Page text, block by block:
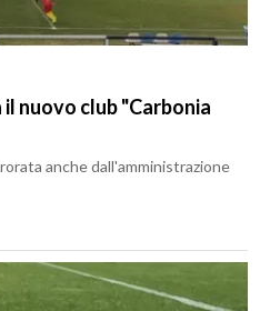
nuovo club "Carbonia
anche dall'amministrazione